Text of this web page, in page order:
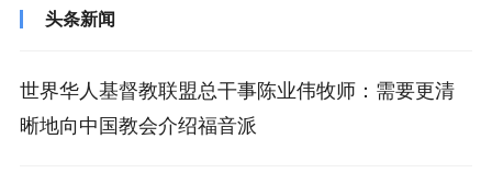
头条新闻
世界华人基督教联盟总干事陈业伟牧师：需要更清
晰地向中国教会介绍福音派